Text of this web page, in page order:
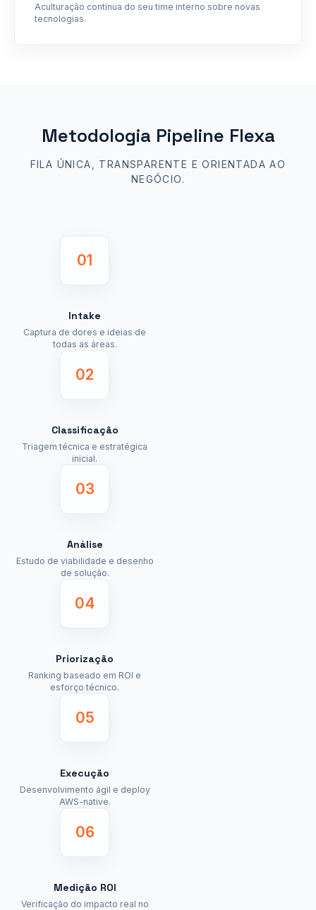
Aculturação contínua do seu time interno sobre novas
tecnologias.
Metodologia Pipeline Flexa
FILA ÚNICA, TRANSPARENTE E ORIENTADA AO
NEGÓCIO.
01
Intake
Captura de dores e ideias de
todas as áreas.
02
Classificação
Triagem técnica e estratégica
inicial.
03
Análise
Estudo de viabilidade e desenho
de solução.
04
Priorização
Ranking baseado em ROI e
esforço técnico.
05
Execução
Desenvolvimento ágil e deploy
AWS-native.
06
Medição ROI
Verificação do impacto real no